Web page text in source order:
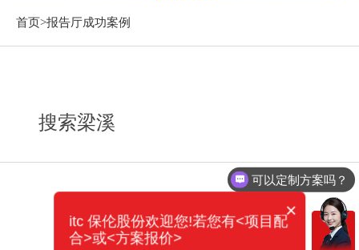
首页>报告厅成功案例
搜索梁溪
可以定制方案吗？
×
itc 保伦股份欢迎您!若您有<项目配
合>或<方案报价>